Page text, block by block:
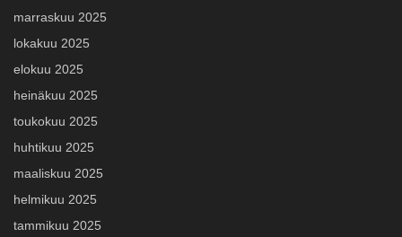
marraskuu 2025
lokakuu 2025
elokuu 2025
heinäkuu 2025
toukokuu 2025
huhtikuu 2025
maaliskuu 2025
helmikuu 2025
tammikuu 2025